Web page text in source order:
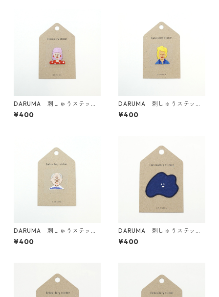
DARUMA 刺しゅうステッカ
ー <27 Mrs.K>
¥400
DARUMA 刺しゅうステッカ
ー <26 Bro.M>
¥400
DARUMA 刺しゅうステッカ
ー <25 God.P>
¥400
DARUMA 刺しゅうステッカ
ー <24 Patch boy No.2 パッ
チくん2号>
¥400